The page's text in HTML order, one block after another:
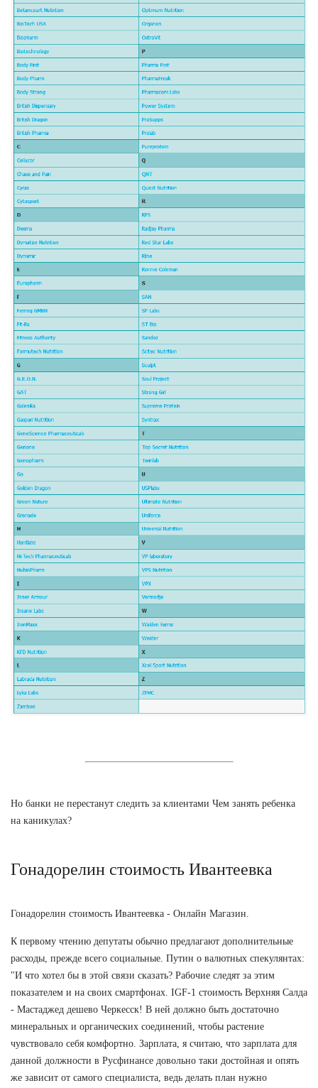
Но банки не перестанут следить за клиентами Чем занять ребенка
на каникулах?
Гонадорелин стоимость Ивантеевка
Гонадорелин стоимость Ивантеевка - Онлайн Магазин.
К первому чтению депутаты обычно предлагают дополнительные
расходы, прежде всего социальные. Путин о валютных спекулянтах:
"И что хотел бы в этой связи сказать? Рабочие следят за этим
показателем и на своих смартфонах. IGF-1 стоимость Верхняя Салда
- Мастаджед дешево Черкесск! В ней должно быть достаточно
минеральных и органических соединений, чтобы растение
чувствовало себя комфортно. Зарплата, я считаю, что зарплата для
данной должности в Русфинансе довольно таки достойная и опять
же зависит от самого специалиста, ведь делать план нужно